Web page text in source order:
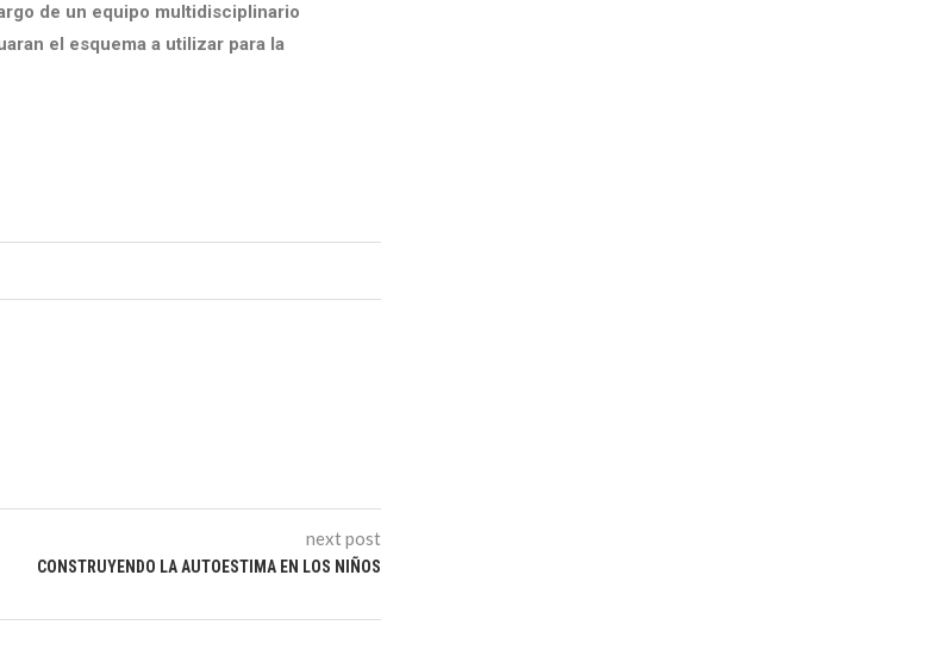
de un equipo multidisciplinario
el esquema a utilizar para la
next post
CONSTRUYENDO LA AUTOESTIMA EN LOS NIÑOS